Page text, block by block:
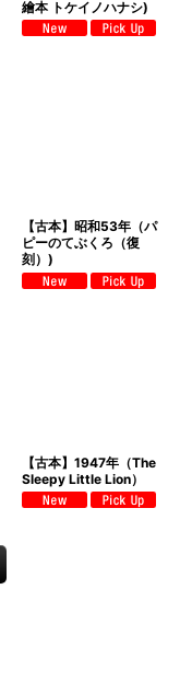
繪本 トケイノハナシ)
【古本】昭和53年（パ
ピーのてぶくろ（復
刻）)
【古本】1947年（The
Sleepy Little Lion）